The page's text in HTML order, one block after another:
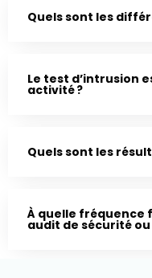
Quels sont les
Le test d’intrusion
activité ?
Quels sont les
À quelle fréquence
audit de sécurité